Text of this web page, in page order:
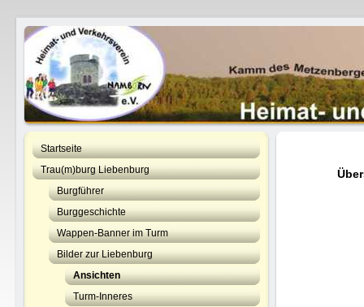
Startseite
Trau(m)burg Liebenburg
Burgführer
Burggeschichte
Wappen-Banner im Turm
Bilder zur Liebenburg
Ansichten
Turm-Inneres